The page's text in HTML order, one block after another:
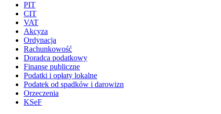
PIT
CIT
VAT
Akcyza
Ordynacja
Rachunkowość
Doradca podatkowy
Finanse publiczne
Podatki i opłaty lokalne
Podatek od spadków i darowizn
Orzeczenia
KSeF